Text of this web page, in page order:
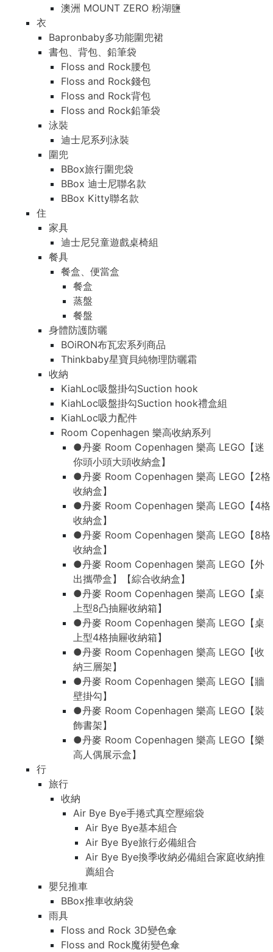
澳洲 MOUNT ZERO 粉湖鹽
衣
Bapronbaby多功能圍兜裙
書包、背包、鉛筆袋
Floss and Rock腰包
Floss and Rock錢包
Floss and Rock背包
Floss and Rock鉛筆袋
泳裝
迪士尼系列泳裝
圍兜
BBox旅行圍兜袋
BBox 迪士尼聯名款
BBox Kitty聯名款
住
家具
迪士尼兒童遊戲桌椅組
餐具
餐盒、便當盒
餐盒
蒸盤
餐盤
身體防護防曬
BOiRON布瓦宏系列商品
Thinkbaby星寶貝純物理防曬霜
收納
KiahLoc吸盤掛勾Suction hook
KiahLoc吸盤掛勾Suction hook禮盒組
KiahLoc吸力配件
Room Copenhagen 樂高收納系列
●丹麥 Room Copenhagen 樂高 LEGO【迷
你頭小頭大頭收納盒】
●丹麥 Room Copenhagen 樂高 LEGO【2格
收納盒】
●丹麥 Room Copenhagen 樂高 LEGO【4格
收納盒】
●丹麥 Room Copenhagen 樂高 LEGO【8格
收納盒】
●丹麥 Room Copenhagen 樂高 LEGO【外
出攜帶盒】【綜合收納盒】
●丹麥 Room Copenhagen 樂高 LEGO【桌
上型8凸抽屜收納箱】
●丹麥 Room Copenhagen 樂高 LEGO【桌
上型4格抽屜收納箱】
●丹麥 Room Copenhagen 樂高 LEGO【收
納三層架】
●丹麥 Room Copenhagen 樂高 LEGO【牆
壁掛勾】
●丹麥 Room Copenhagen 樂高 LEGO【裝
飾書架】
●丹麥 Room Copenhagen 樂高 LEGO【樂
高人偶展示盒】
行
旅行
收納
Air Bye Bye手捲式真空壓縮袋
Air Bye Bye基本組合
Air Bye Bye旅行必備組合
Air Bye Bye換季收納必備組合家庭收納推
薦組合
嬰兒推車
BBox推車收納袋
雨具
Floss and Rock 3D變色傘
Floss and Rock魔術變色傘